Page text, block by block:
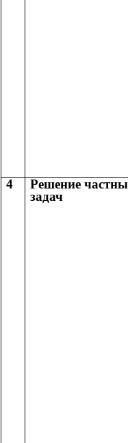
4
Решение
задач